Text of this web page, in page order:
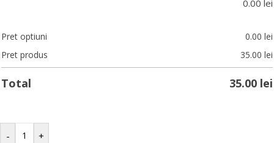
0.00 lei
Pret optiuni 0.00 lei
Pret produs
35.00 lei
Total 35.00 lei
- +